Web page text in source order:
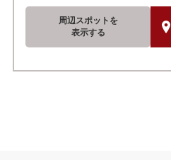
周辺スポットを
表示する